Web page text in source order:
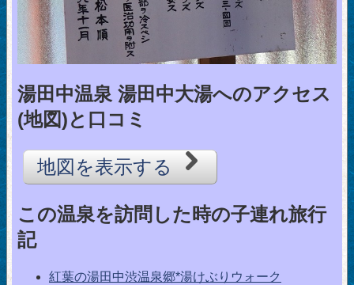
湯田中温泉 湯田中大湯へのアクセス
(地図)と口コミ
地図を表示する
この温泉を訪問した時の子連れ旅行
記
紅葉の湯田中渋温泉郷*湯けぶりウォーク